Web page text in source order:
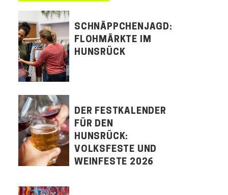
SCHNÄPPCHENJAGD:
FLOHMÄRKTE IM
HUNSRÜCK
DER FESTKALENDER
FÜR DEN
HUNSRÜCK:
VOLKSFESTE UND
WEINFESTE 2026